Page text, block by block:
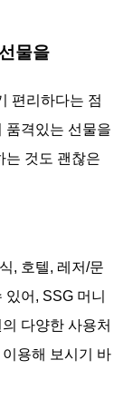
물을
편리하다는 점
품격있는 선물을
는 것도 괜찮은
, 호텔, 레저/문
어, SSG 머니
다양한 사용처
용해 보시기 바